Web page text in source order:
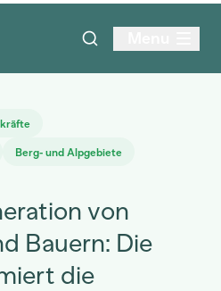
Berg- und Alpgebiete
von
Bauern: Die
die